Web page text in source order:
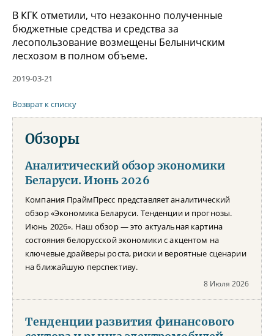
В КГК отметили, что незаконно полученные
бюджетные средства и средства за
лесопользование возмещены Белыничским
лесхозом в полном объеме.
2019-03-21
Возврат к списку
Обзоры
Аналитический обзор экономики
Беларуси. Июнь 2026
Компания ПраймПресс представляет аналитический
обзор «Экономика Беларуси. Тенденции и прогнозы.
Июнь 2026». Наш обзор — это актуальная картина
состояния белорусской экономики с акцентом на
ключевые драйверы роста, риски и вероятные сценарии
на ближайшую перспективу.
8 Июля 2026
Тенденции развития финансового